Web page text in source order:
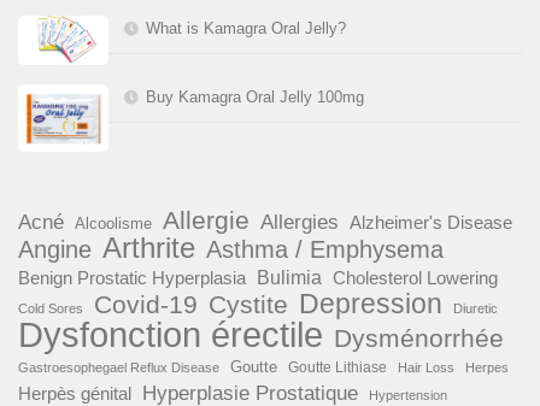
What is Kamagra Oral Jelly?
Buy Kamagra Oral Jelly 100mg
Acné Alcoolisme Allergie Allergies Alzheimer's Disease
Angine Arthrite Asthma / Emphysema
Benign Prostatic Hyperplasia Bulimia Cholesterol Lowering
Cold Sores Covid-19 Cystite Depression Diuretic
Dysfonction érectile Dysménorrhée
Gastroesophegael Reflux Disease Goutte Goutte Lithiase Hair Loss Herpes
Herpès génital Hyperplasie Prostatique Hypertension